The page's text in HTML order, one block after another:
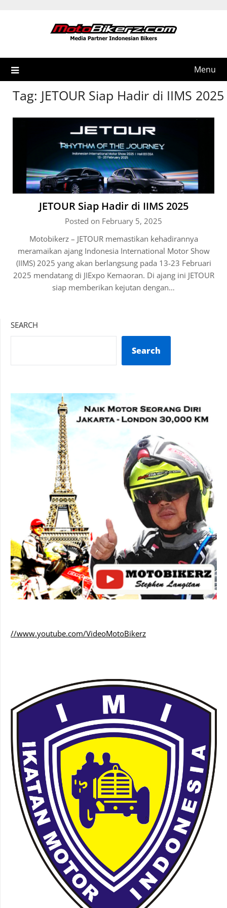
Menu
Tag: JETOUR Siap Hadir di IIMS 2025
JETOUR Siap Hadir di IIMS 2025
Posted on February 5, 2025
Motobikerz – JETOUR memastikan kehadirannya
meramaikan ajang Indonesia International Motor Show
(IIMS) 2025 yang akan berlangsung pada 13-23 Februari
2025 mendatang di JIExpo Kemaoran. Di ajang ini JETOUR
siap memberikan kejutan dengan…
SEARCH
Search
//www.youtube.com/VideoMotoBikerz